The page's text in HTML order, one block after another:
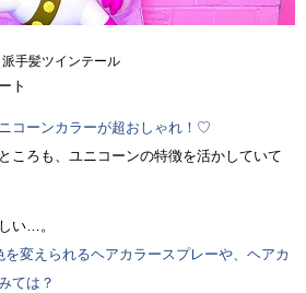
派手髪ツインテール
ト
コーンカラーが超おしゃれ！♡
ころも、ユニコーンの特徴を活かしていて
い…。
変えられるヘアカラースプレーや、ヘアカ
ては？